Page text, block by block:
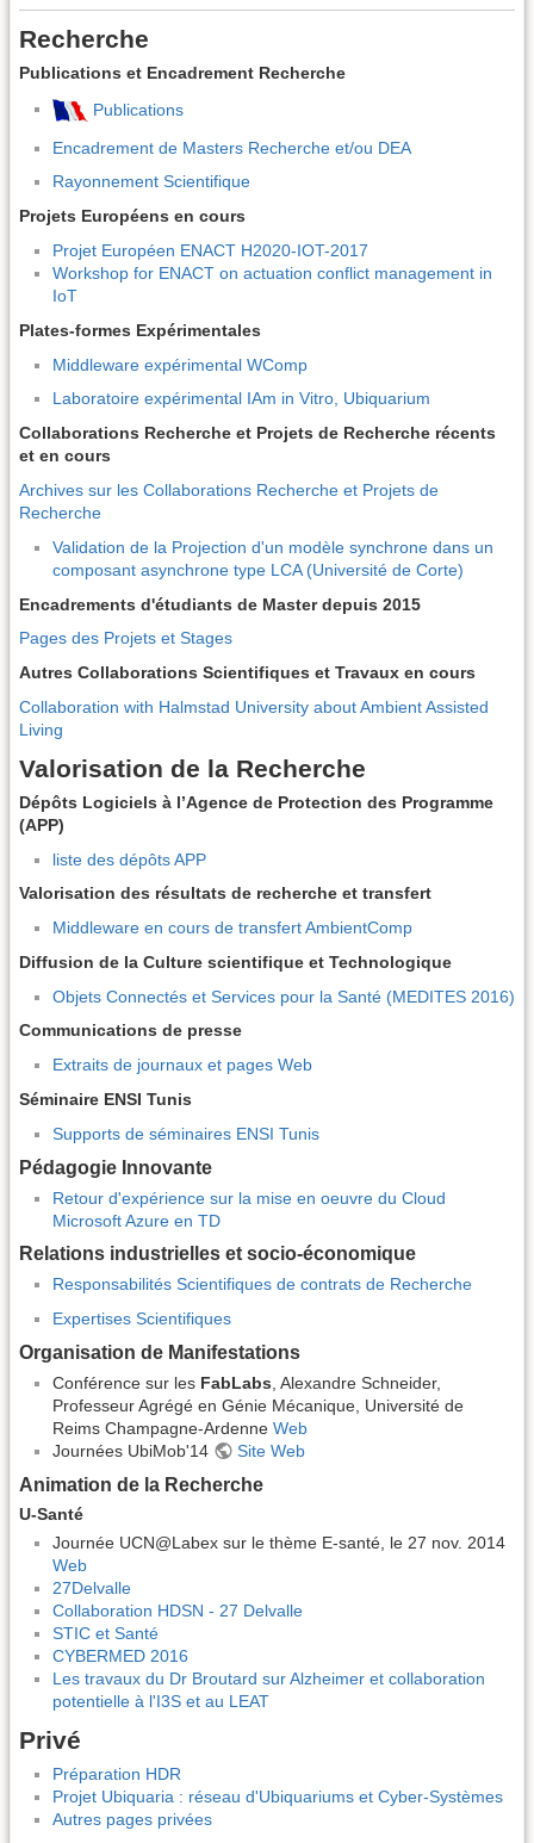
Recherche
Publications et Encadrement Recherche
Publications
Encadrement de Masters Recherche et/ou DEA
Rayonnement Scientifique
Projets Européens en cours
Projet Européen ENACT H2020-IOT-2017
Workshop for ENACT on actuation conflict management in
IoT
Plates-formes Expérimentales
Middleware expérimental WComp
Laboratoire expérimental IAm in Vitro, Ubiquarium
Collaborations Recherche et Projets de Recherche récents
et en cours
Archives sur les Collaborations Recherche et Projets de
Recherche
Validation de la Projection d'un modèle synchrone dans un
composant asynchrone type LCA (Université de Corte)
Encadrements d'étudiants de Master depuis 2015
Pages des Projets et Stages
Autres Collaborations Scientifiques et Travaux en cours
Collaboration with Halmstad University about Ambient Assisted
Living
Valorisation de la Recherche
Dépôts Logiciels à l’Agence de Protection des Programme
(APP)
liste des dépôts APP
Valorisation des résultats de recherche et transfert
Middleware en cours de transfert AmbientComp
Diffusion de la Culture scientifique et Technologique
Objets Connectés et Services pour la Santé (MEDITES 2016)
Communications de presse
Extraits de journaux et pages Web
Séminaire ENSI Tunis
Supports de séminaires ENSI Tunis
Pédagogie Innovante
Retour d'expérience sur la mise en oeuvre du Cloud
Microsoft Azure en TD
Relations industrielles et socio-économique
Responsabilités Scientifiques de contrats de Recherche
Expertises Scientifiques
Organisation de Manifestations
Conférence sur les FabLabs , Alexandre Schneider,
Professeur Agrégé en Génie Mécanique, Université de
Reims Champagne-Ardenne Web
Journées UbiMob'14
Site Web
Animation de la Recherche
U-Santé
Journée UCN@Labex sur le thème E-santé, le 27 nov. 2014
Web
27Delvalle
Collaboration HDSN - 27 Delvalle
STIC et Santé
CYBERMED 2016
Les travaux du Dr Broutard sur Alzheimer et collaboration
potentielle à l'I3S et au LEAT
Privé
Préparation HDR
Projet Ubiquaria : réseau d'Ubiquariums et Cyber-Systèmes
Autres pages privées